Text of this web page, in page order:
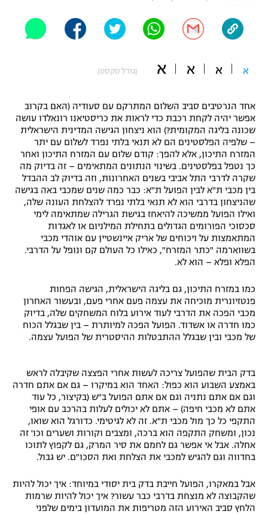
"מחצית בשכונה" – פודקאסט
תקנון עבור פעילות אלקטרה
תקנון עבור פעילות ספורט 1 – "מרלן"
גיימינג E-Sports
תנאי שימוש
מדיניות פרטיות
תקנון פעילות ספורט 1
רשיון להקרנה פומבית לבית עסק
הצטרפות לחבילת הערוצים
לוח דרושים – ג'ובנט
תגיות
המגזין
אופניים
פוטבול אמריקאי NFL
בייסבול MLB
ספורט אתגרי ואקסטרים
אומנויות לחימה
גיימינג E-Sports
א א א א (גודל טקסט)
אחד הנרטיבים סביב השלום המתרקם עם סעודיה (האם בקרוב
אפשר יהיה לקחת רכבת כדי לראות את כריסטיאנו רונאלדו עושה
שכונה בליגה המקומית?) הוא ניצחון הגישה המדינית הישראלית
– שלפיה הפלסטינים הם לא תנאי בלתי נפרד לשלום עם יתר
המזרח התיכון, אלא להפך: קודם שלום עם המזרח התיכון ואחר
כך נטפל בפלסטינים. בשינוי הנתונים המתאימים – זה בדיוק מה
שקרה לדרבי התל אביבי בשנים האחרונות, וזה בדיוק לב ההבדל
בין מכבי ת"א לבין הפועל ת"א: כבר כמה שנים שמכבי באה בגישה
שהניצחון בדרבי הוא לא תנאי בלתי נפרד להצלחת העונה שלה,
ואילו הפועל ממשיכה להיאחז בגישת הגרילה שמתאימה לימי
סכסוכי הפורומים הגדולים בתחילת המילניום או לאגדות
המתאמצות על ויכוחים של אריק איינשטיין עם אוהדי מכבי
בשווארמה "כתר המזרח", כאילו כל העולם קם ונופל על הדרבי.
הפלא ופלא – הוא לא.
כמו במזרח התיכון, גם בליגה הישראלית, הגישה הפחות
פנטזיונרית מוכיחה את עצמה פעם אחרי פעם, ובעשור האחרון
מכבי הפכה את הדרבי לעוד אירוע בלוח המשחקים שלה, בדיוק
כמו חדרה או אשדוד. הפועל הפכה למיותרת – בין שבגלל הכוח
של מכבי ובין שבגלל ההתבטלות ההיסטרית של הפועל עצמה.
בדק הבית שהפועל צריכה לעשות אחרי הפצצה שקיבלה לראש
באמצע השבוע הוא כפול: האחד הוא במיקרו – גם אם אתם חדרה
וגם אם אתם נתניה וגם אם אתם הפועל ב"ש (בקיצור, כל עוד
אתם לא מכבי חיפה) – אתם לא יכולים לעלות בהרכב עם אופי
התקפי כל כך מול מכבי ת"א. זה לא לגיטימי. כדורגל הוא שואו,
נכון, ומשחק התקפה הוא ברכה, ומצבים וקורות ושערים וכו' זה
אחלה. אבל אי אפשר גם לחמם את סיר המרק, גם לקפוץ לתוכו
בחדווה וגם להגיש למכבי את הצלחת ואת הסכו"ם. יש גבול.
אבל במאקרו, הפועל חייבת בדק בית יסודי במיוחד: איך יכול להיות
שהקבוצה לא מנצחת בדרבי כבר עשור? איך יכול להיות שרמות
הלחץ סביב האירוע הזה מטריפות את המועדון בימים שלפני